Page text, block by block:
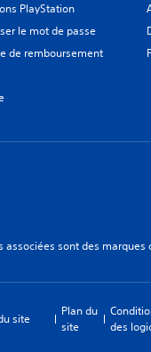
PlayStation
le mot de passe
de remboursement
sont des
site
Plan du
site
des